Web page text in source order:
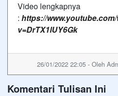
Video lengkapnya
: https://
v=DrTX1lUY6Gk
26/01/2022 22:05 - Oleh
Komentari Tulisan Ini